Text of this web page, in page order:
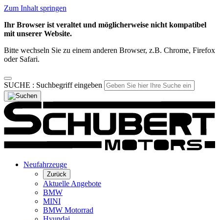
Zum Inhalt springen
Ihr Browser ist veraltet und möglicherweise nicht kompatibel
mit unserer Website.
Bitte wechseln Sie zu einem anderen Browser, z.B. Chrome, Firefox
oder Safari.
SUCHE : Suchbegriff eingeben
Neufahrzeuge
Zurück
Aktuelle Angebote
BMW
MINI
BMW Motorrad